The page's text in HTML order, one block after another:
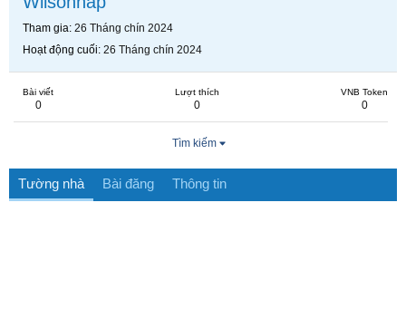
Tham gia 26 Tháng chín 2024
Hoạt động cuối 26 Tháng chín 2024
Bài viết
0
Lượt thích
0
VNB Token
0
Tìm kiếm
Tường nhà Bài đăng Thông tin